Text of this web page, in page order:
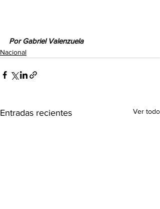
Por Gabriel Valenzuela
Nacional
Entradas recientes Ver todo